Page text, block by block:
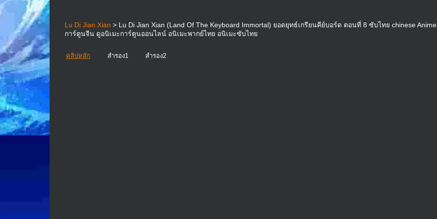
Lu Di Jian Xian > Lu Di Jian Xian (Land Of The Keyboard Immortal) ยอดยุทธ์เกรียนคีย์บอร์ด ตอนที่ 8 ซับไทย chinese Anime
การ์ตูนจีน ดูอนิเมะการ์ตูนออนไลน์ อนิเมะพากย์ไทย อนิเมะซับไทย
คลิปหลัก สำรอง1 สำรอง2